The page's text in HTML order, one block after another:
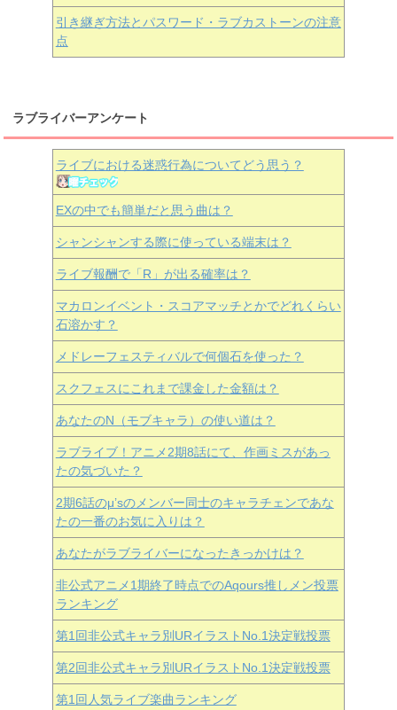
引き継ぎ方法とパスワード・ラブカストーンの注意
点
ラブライバーアンケート
ライブにおける迷惑行為についてどう思う？
EXの中でも簡単だと思う曲は？
シャンシャンする際に使っている端末は？
ライブ報酬で「R」が出る確率は？
マカロンイベント・スコアマッチとかでどれくらい
石溶かす？
メドレーフェスティバルで何個石を使った？
スクフェスにこれまで課金した金額は？
あなたのN（モブキャラ）の使い道は？
ラブライブ！アニメ2期8話にて、作画ミスがあっ
たの気づいた？
2期6話のμ’sのメンバー同士のキャラチェンであな
たの一番のお気に入りは？
あなたがラブライバーになったきっかけは？
非公式アニメ1期終了時点でのAqours推しメン投票
ランキング
第1回非公式キャラ別URイラストNo.1決定戦投票
第2回非公式キャラ別URイラストNo.1決定戦投票
第1回人気ライブ楽曲ランキング